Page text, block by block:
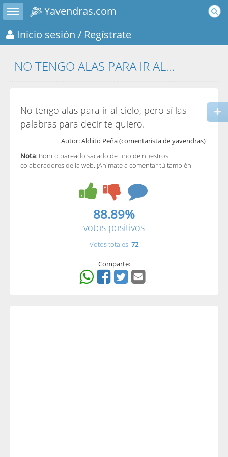
Toggle sidebar
Yavendras.com
Inicio sesión / Regístrate
NO TENGO ALAS PARA IR AL...
No tengo alas para ir al cielo, pero sí las
palabras para decir te quiero.
Autor: Aldiito Peña (comentarista de yavendras)
Nota: Bonito pareado sacado de uno de nuestros
colaboradores de la web. ¡Anímate a comentar tú también!
88.89%
votos positivos
Votos totales: 72
Comparte: